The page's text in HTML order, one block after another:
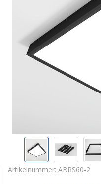
Artikelnummer: ABRS60-2